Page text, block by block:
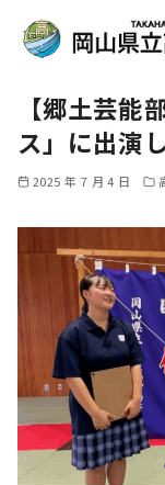
【郷土芸能
ス」に出演
2025 年 7 月 4 日